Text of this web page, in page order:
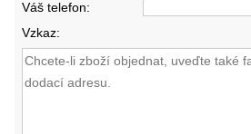
Váš telefon:
Vzkaz: